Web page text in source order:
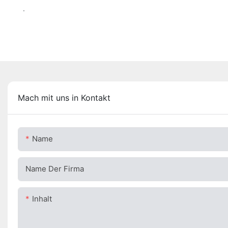
.
Mach mit uns in Kontakt
Name
Name Der Firma
Inhalt